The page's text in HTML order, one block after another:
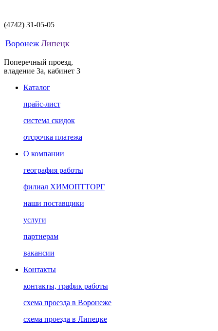
(4742) 31-05-05
Воронеж Липецк
Поперечный проезд,
владение 3а, кабинет 3
Каталог
прайс-лист
система скидок
отсрочка платежа
О компании
география работы
филиал ХИМОПТТОРГ
наши поставщики
услуги
партнерам
вакансии
Контакты
контакты, график работы
схема проезда в Воронеже
схема проезда в Липецке